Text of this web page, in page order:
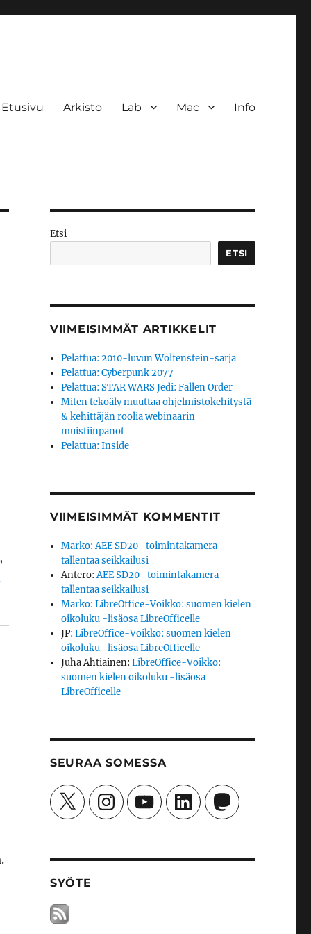
Etusivu Arkisto Lab Mac Info
Etsi
ETSI
VIIMEISIMMÄT ARTIKKELIT
Pelattua: 2010-luvun Wolfenstein-sarja
Pelattua: Cyberpunk 2077
Pelattua: STAR WARS Jedi: Fallen Order
Miten tekoäly muuttaa ohjelmistokehitystä
& kehittäjän roolia webinaarin
muistiinpanot
Pelattua: Inside
VIIMEISIMMÄT KOMMENTIT
Marko:AEE SD20 -toimintakamera
tallentaa seikkailusi
Antero:AEE SD20 -toimintakamera
tallentaa seikkailusi
Marko:LibreOffice-Voikko: suomen kielen
oikoluku -lisäosa LibreOfficelle
JP:LibreOffice-Voikko: suomen kielen
oikoluku -lisäosa LibreOfficelle
Juha Ahtiainen:LibreOffice-Voikko:
suomen kielen oikoluku -lisäosa
LibreOfficelle
SEURAA SOMESSA
X InstagramYouTubeLinkedInMastodon
SYÖTE